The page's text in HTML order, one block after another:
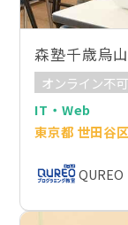
森塾千歳烏
オンライン不可
IT・Web
東京都 世田谷区
QUREO